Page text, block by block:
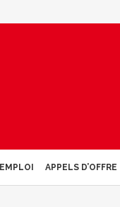
EMPLOI APPELS D’OFFRE